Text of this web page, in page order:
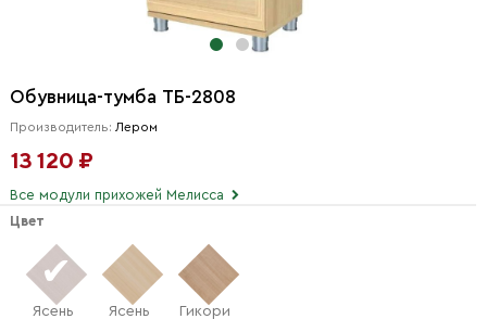
Обувница-тумба ТБ-2808
Производитель: Лером
13 120 ₽
Цвет
Ясень
Ясень
Гикори
Все модули прихожей Мелисса